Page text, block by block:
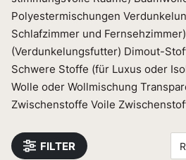
Polyestermischungen
Schlafzimmer und
(Verdunkelungsfutter) Dimout-
Schwere Stoffe (für Luxus oder
Wolle oder Wollmischung
Zwischenstoffe Voile
FILTER